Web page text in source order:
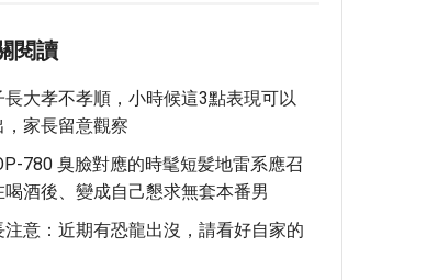
閱讀
長大孝不孝順，小時候這3點表現可以
，家長留意觀察
780 臭臉對應的時髦短髪地雷系應召
喝酒後、變成自己懇求無套本番男
注意：近期有恐龍出沒，請看好自家的